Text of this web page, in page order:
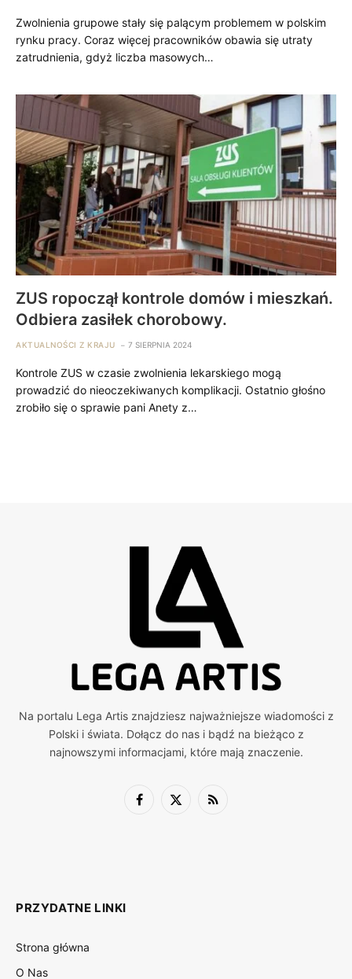
Zwolnienia grupowe stały się palącym problemem w polskim
rynku pracy. Coraz więcej pracowników obawia się utraty
zatrudnienia, gdyż liczba masowych…
ZUS ropoczął kontrole domów i mieszkań.
Odbiera zasiłek chorobowy.
AKTUALNOŚCI Z KRAJU 7 SIERPNIA 2024
Kontrole ZUS w czasie zwolnienia lekarskiego mogą
prowadzić do nieoczekiwanych komplikacji. Ostatnio głośno
zrobiło się o sprawie pani Anety z…
Na portalu Lega Artis znajdziesz najważniejsze wiadomości z
Polski i świata. Dołącz do nas i bądź na bieżąco z
najnowszymi informacjami, które mają znaczenie.
Facebook
X
RSS
PRZYDATNE LINKI
Strona główna
O Nas